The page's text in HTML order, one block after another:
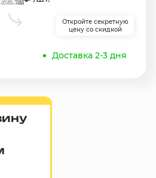
Откройте секретную
цену со скидкой
Доставка 2-3 дня